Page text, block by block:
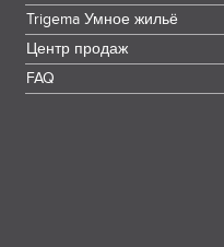
Trigema Умное жильё
Центр продаж
FAQ